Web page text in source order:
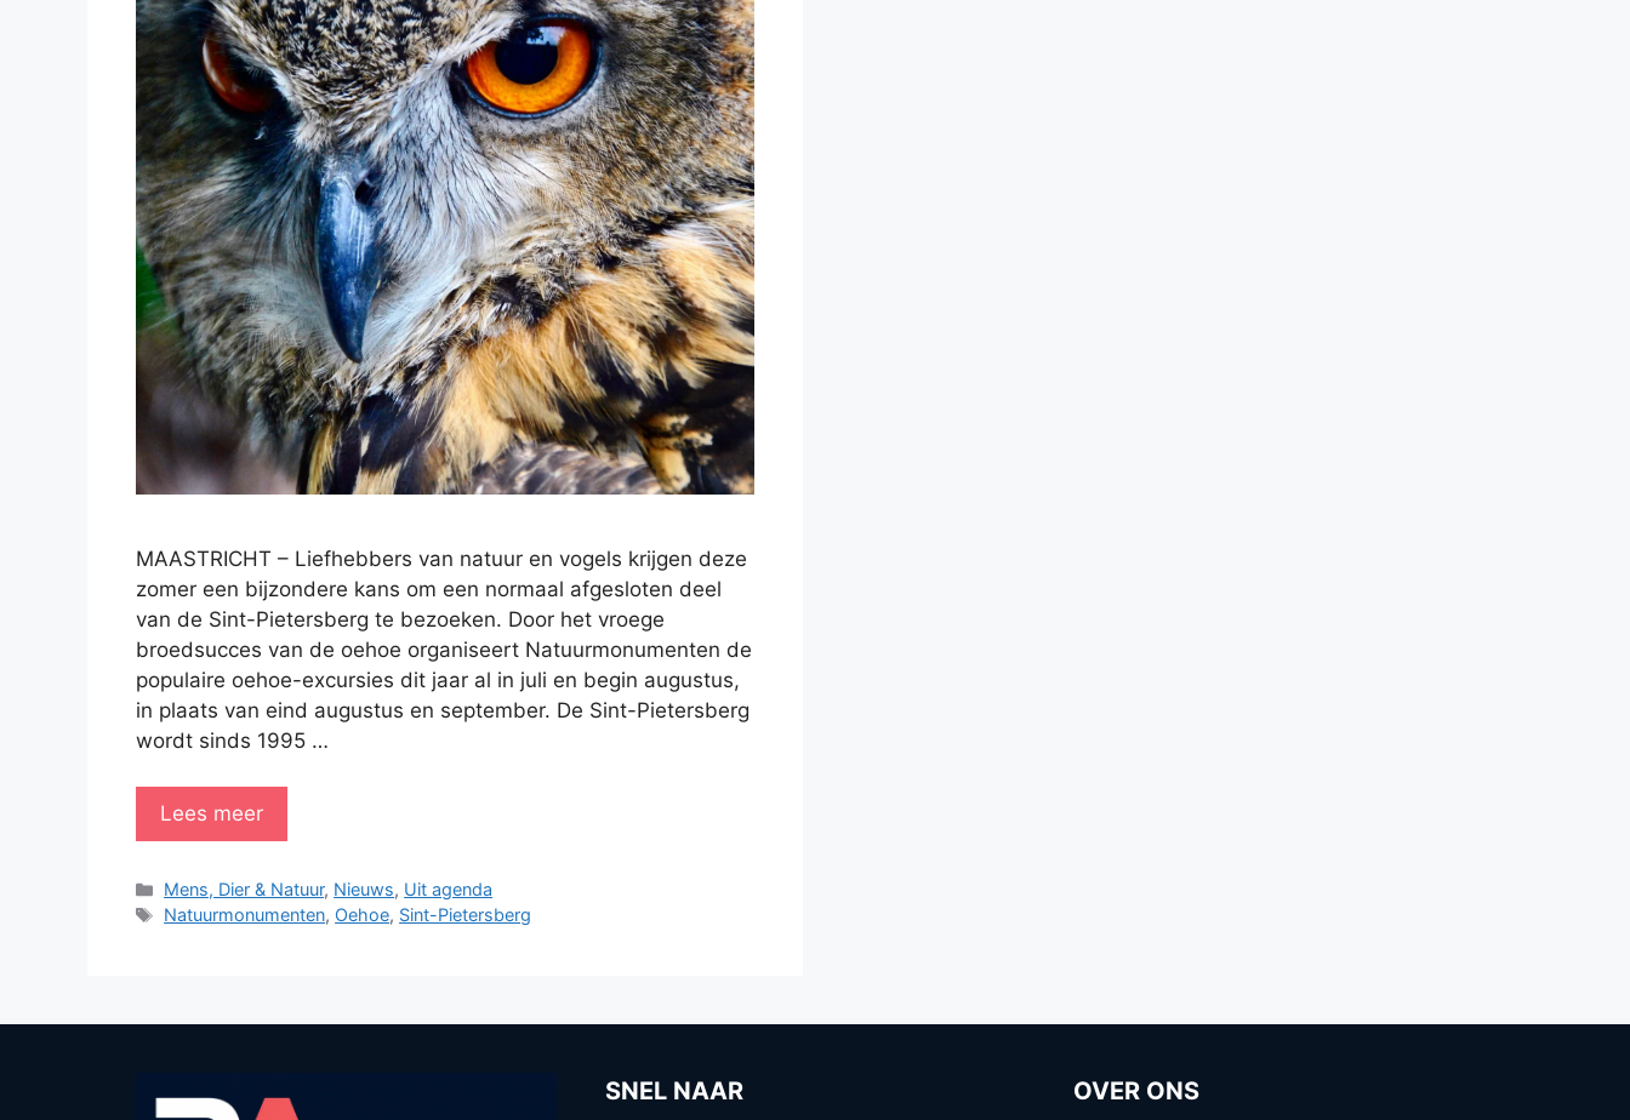
MAASTRICHT – Liefhebbers van natuur en vogels krijgen deze
zomer een bijzondere kans om een normaal afgesloten deel
van de Sint-Pietersberg te bezoeken. Door het vroege
broedsucces van de oehoe organiseert Natuurmonumenten de
populaire oehoe-excursies dit jaar al in juli en begin augustus,
in plaats van eind augustus en september. De Sint-Pietersberg
wordt sinds 1995 …
Lees meer
Categorieën
Mens, Dier & Natuur, Nieuws, Uit agenda
Tags
Natuurmonumenten, Oehoe, Sint-Pietersberg
SNEL NAAR OVER ONS